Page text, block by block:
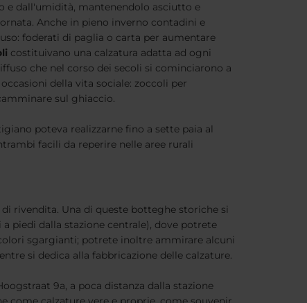
e dall'umidità, mantenendolo asciutto e
Anche in pieno inverno contadini e
foderati di paglia o carta per aumentare
costituivano una calzatura adatta ad ogni
che nel corso dei secoli si cominciarono a
della vita sociale: zoccoli per
sul ghiaccio.
poteva realizzarne fino a sette paia al
facili da reperire nelle aree rurali
rivendita. Una di queste botteghe storiche si
piedi dalla stazione centrale), dove potrete
sgargianti; potrete inoltre ammirare alcuni
si dedica alla fabbricazione delle calzature.
9a, a poca distanza dalla stazione